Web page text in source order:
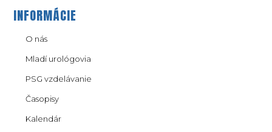
INFORMÁCIE
O nás
Mladí urológovia
PSG vzdelávanie
Časopisy
Kalendár